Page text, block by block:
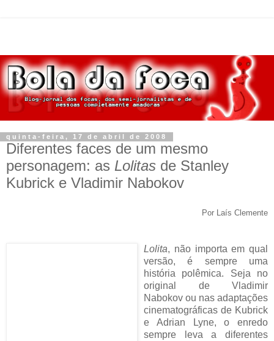
quinta-feira, 17 de abril de 2008
Diferentes faces de um mesmo
personagem: as Lolitas de Stanley
Kubrick e Vladimir Nabokov
Por Laís Clemente
Lolita, não importa em qual
versão, é sempre uma
história polêmica. Seja no
original de Vladimir
Nabokov ou nas adaptações
cinematográficas de Kubrick
e Adrian Lyne, o enredo
sempre leva a diferentes